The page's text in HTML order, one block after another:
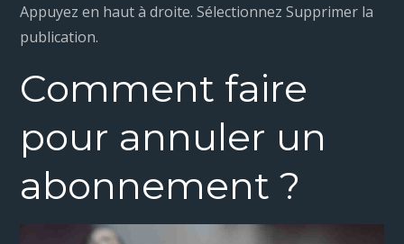
Appuyez en haut à droite. Sélectionnez Supprimer la
publication.
Comment faire
pour annuler un
abonnement ?